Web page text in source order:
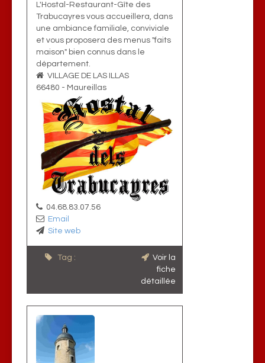
L'Hostal-Restaurant-Gîte des
Trabucayres vous accueillera, dans
une ambiance familiale, conviviale
et vous proposera des menus "faits
maison" bien connus dans le
département.
VILLAGE DE LAS ILLAS
66480 - Maureillas
04.68.83.07.56
Email
Site web
Tag :
Voir la
fiche
détaillée